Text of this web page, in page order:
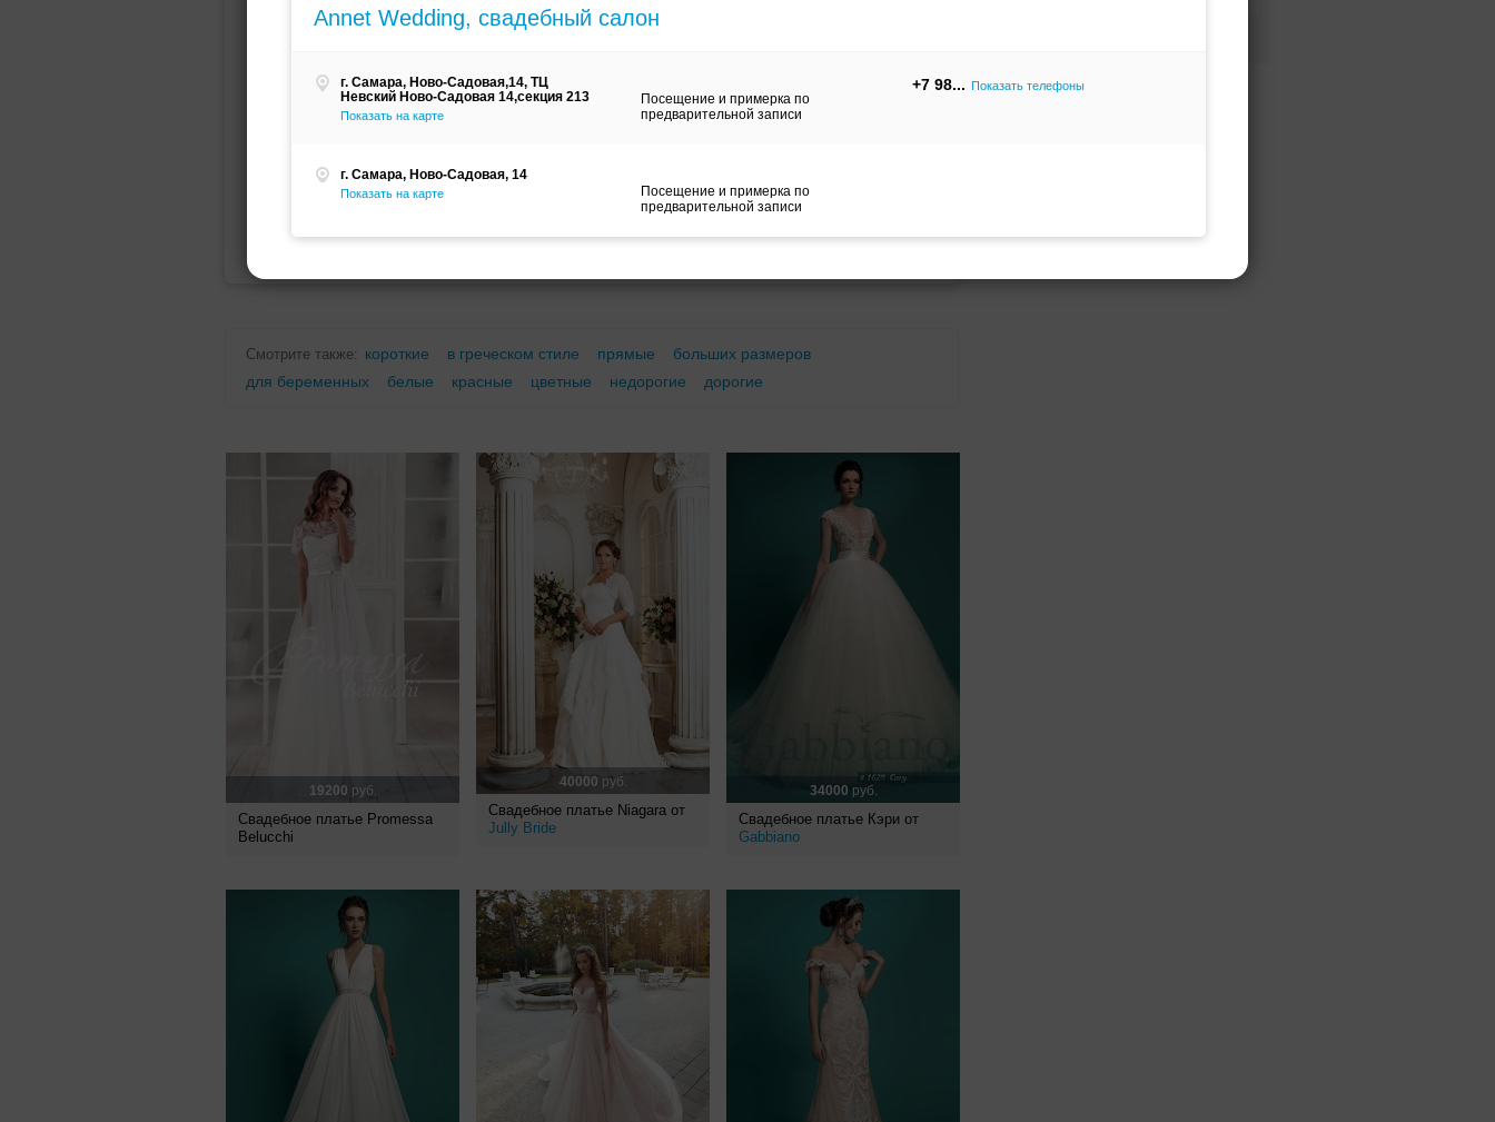
Annet Wedding, свадебный салон
г. Самара, Ново-Садовая,14, ТЦ
Невский Ново-Садовая 14,секция 213
Показать на карте
Посещение и примерка по
предварительной записи
+7 98 Показать телефоны
г. Самара, Ново-Садовая, 14
Показать на карте
Посещение и примерка по
предварительной записи
Мини (короткое) Со шлейфом С корсетом
Для беременных Для полных
Брючный
Платье-
А-силуэт
Смотрите также: короткие в греческом стиле прямые
больших размеров
для беременных
белые красные цветные недорогие дорогие
19200 руб.
Свадебное платье Promessa
Belucchi
40000 руб.
Свадебное платье Niagara от
Jully Bride
34000 руб.
Свадебное платье Кэри от
Gabbiano